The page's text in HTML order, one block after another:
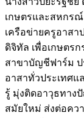
เกษตรและสหกร
เครือข่ายครูอาสา
ดิจิทัล เพื่อเกษตร
สาขาบัญชีฟาร์ม ป
อาสาทั่วประเทศแ
รู้ มุ่งติดอาวุธทา
สมัยใหม่ ส่งต่อคว